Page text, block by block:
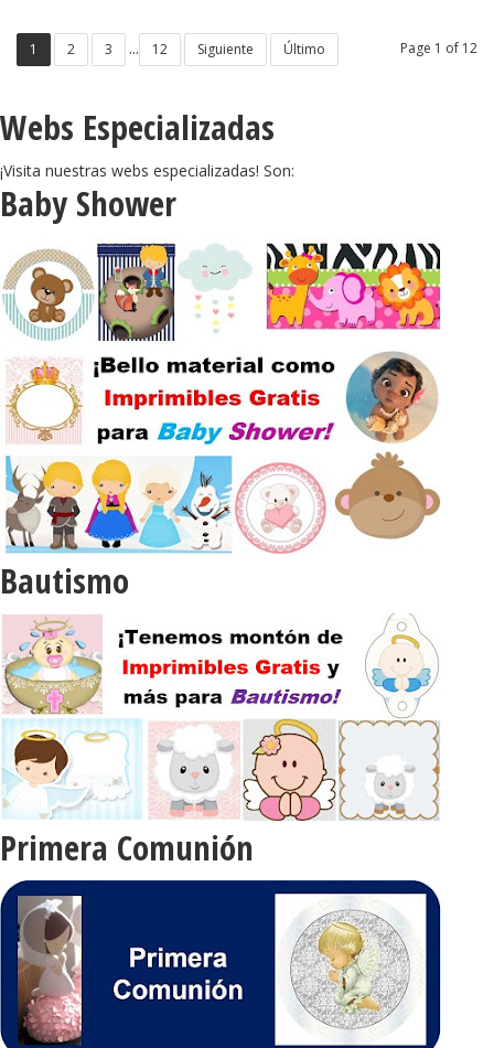
Page 1 of 12
1 2 3 ... 12 Siguiente Último
Webs Especializadas
¡Visita nuestras webs especializadas! Son:
Baby Shower
Bautismo
Primera Comunión